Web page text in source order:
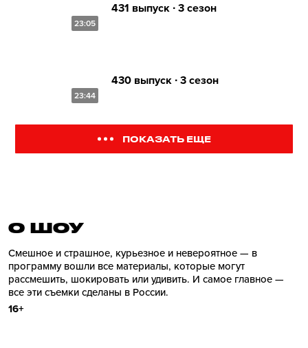
23:05
431 выпуск ∙ 3 сезон
23:44
430 выпуск ∙ 3 сезон
ПОКАЗАТЬ ЕЩЕ
О ШОУ
Смешное и страшное, курьезное и невероятное — в
программу вошли все материалы, которые могут
рассмешить, шокировать или удивить. И самое главное —
все эти съемки сделаны в России.
16+